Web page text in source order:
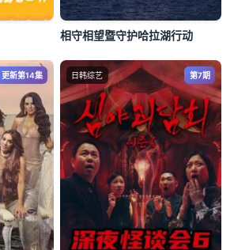
相守相望暨守护哈拉湖行动
更新第14集 日韩综艺 第7期